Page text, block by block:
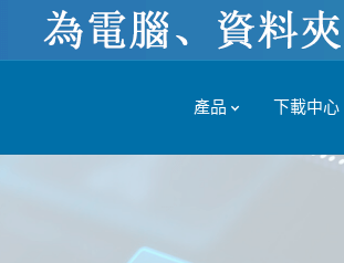
產品 下載中心